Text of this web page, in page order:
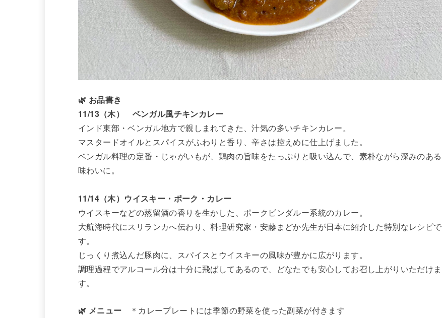
🌿 お品書き
11/13（木） ベンガル風チキンカレー
インド東部・ベンガル地方で親しまれてきた、汁気の多いチキンカレー。
マスタードオイルとスパイスがふわりと香り、辛さは控えめに仕上げました。
ベンガル料理の定番・じゃがいもが、鶏肉の旨味をたっぷりと吸い込んで、素朴ながら深みのある
味わいに。
11/14（木）ウイスキー・ポーク・カレー
ウイスキーなどの蒸留酒の香りを生かした、ポークビンダルー系統のカレー。
大航海時代にスリランカへ伝わり、料理研究家・安藤まどか先生が日本に紹介した特別なレシピで
す。
じっくり煮込んだ豚肉に、スパイスとウイスキーの風味が豊かに広がります。
調理過程でアルコール分は十分に飛ばしてあるので、どなたでも安心してお召し上がりいただけま
す。
🌿 メニュー ＊カレープレートには季節の野菜を使った副菜が付きます